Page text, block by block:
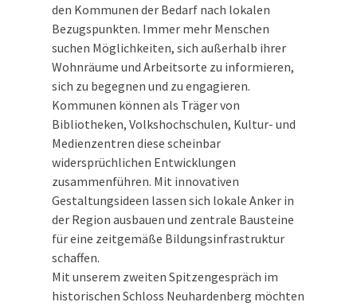
den Kommunen der Bedarf nach lokalen
Bezugspunkten. Immer mehr Menschen
suchen Möglichkeiten, sich außerhalb ihrer
Wohnräume und Arbeitsorte zu informieren,
sich zu begegnen und zu engagieren.
Kommunen können als Träger von
Bibliotheken, Volkshochschulen, Kultur- und
Medienzentren diese scheinbar
widersprüchlichen Entwicklungen
zusammenführen. Mit innovativen
Gestaltungsideen lassen sich lokale Anker in
der Region ausbauen und zentrale Bausteine
für eine zeitgemäße Bildungsinfrastruktur
schaffen.
Mit unserem zweiten Spitzengespräch im
historischen Schloss Neuhardenberg möchten